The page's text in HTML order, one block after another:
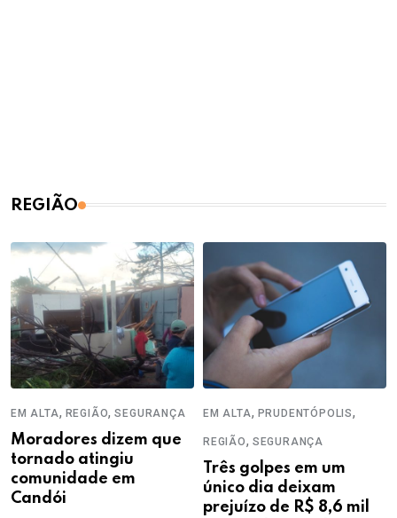
REGIÃO
EM ALTA, REGIÃO,SEGURANÇA
Moradores dizem que
tornado atingiu
comunidade em
Candói
EM ALTA, PRUDENTÓPOLIS,
REGIÃO, SEGURANÇA
Três golpes em um
único dia deixam
prejuízo de R$ 8,6 mil